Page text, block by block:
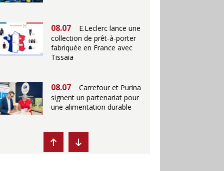
08.07
E.Leclerc lance une
collection de prêt-à-porter
fabriquée en France avec
Tissaia
08.07
Carrefour et Purina
signent un partenariat pour
une alimentation durable
07.07
Ikea propose des
"Escales fraîcheur" en